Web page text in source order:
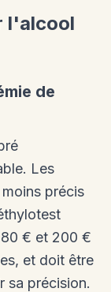
l'alcool
de
Les
précis
€ et 200 €
et doit être
sa précision.